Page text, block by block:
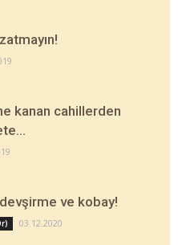
kanan cahillerden
devşirme ve kobay!
03.12.2020